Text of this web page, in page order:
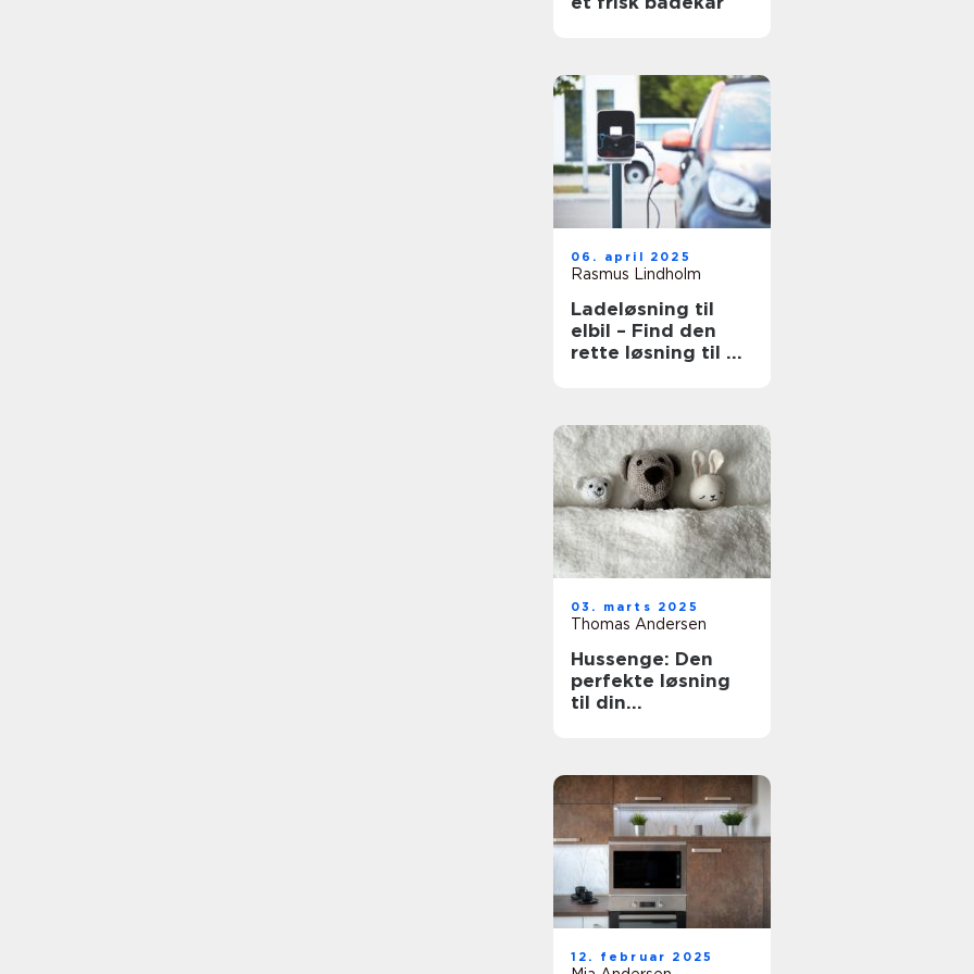
06. april 2025
Rasmus Lindholm
Ladeløsning til
elbil – Find den
rette løsning til dit
03. marts 2025
Thomas Andersen
Hussenge: Den
perfekte løsning
til din
12. februar 2025